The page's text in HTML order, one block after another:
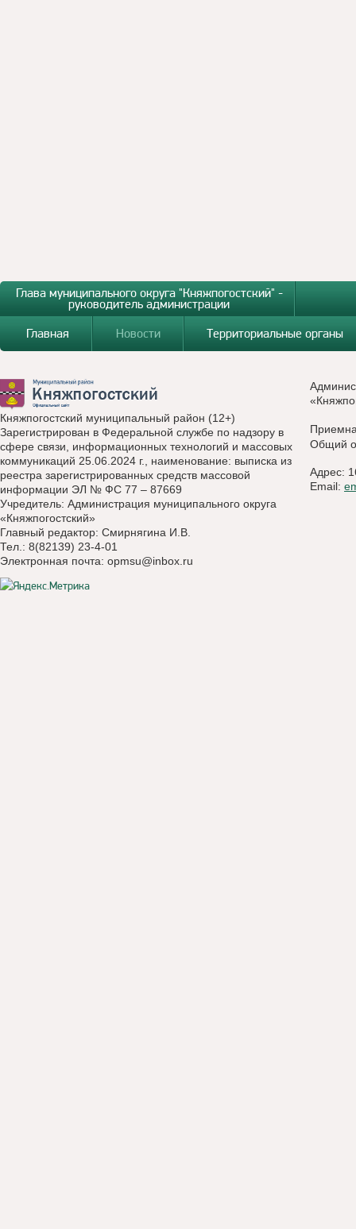
Глава муниципального округа "Княжпогостский" -
руководитель администрации
Главная
Новости Территориальные органы
Княжпогостский муниципальный район (12+)
Зарегистрирован в Федеральной службе по надзору в
сфере связи, информационных технологий и массовых
коммуникаций 25.06.2024 г., наименование: выписка из
реестра зарегистрированных средств массовой
информации ЭЛ № ФС 77 – 87669
Учредитель: Администрация муниципального округа
«Княжпогостский»
Главный редактор: Смирнягина И.В.
Тел.: 8(82139) 23-4-01
Электронная почта: opmsu@inbox.ru
Общий
Адрес:
Email: